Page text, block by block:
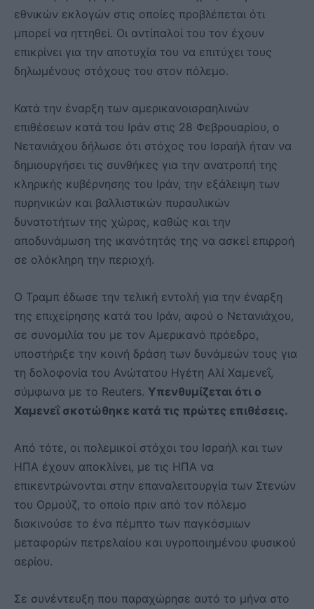
εθνικών εκλογών στις οποίες προβλέπεται ότι
μπορεί να ηττηθεί. Οι αντίπαλοί του τον έχουν
επικρίνει για την αποτυχία του να επιτύχει τους
δηλωμένους στόχους του στον πόλεμο.
Κατά την έναρξη των αμερικανοισραηλινών
επιθέσεων κατά του Ιράν στις 28 Φεβρουαρίου, ο
Νετανιάχου δήλωσε ότι στόχος του Ισραήλ ήταν να
δημιουργήσει τις συνθήκες για την ανατροπή της
κληρικής κυβέρνησης του Ιράν, την εξάλειψη των
πυρηνικών και βαλλιστικών πυραυλικών
δυνατοτήτων της χώρας, καθώς και την
αποδυνάμωση της ικανότητάς της να ασκεί επιρροή
σε ολόκληρη την περιοχή.
Ο Τραμπ έδωσε την τελική εντολή για την έναρξη
της επιχείρησης κατά του Ιράν, αφού ο Νετανιάχου,
σε συνομιλία του με τον Αμερικανό πρόεδρο,
υποστήριξε την κοινή δράση των δυνάμεών τους για
τη δολοφονία του Ανώτατου Ηγέτη Αλί Χαμενεΐ,
σύμφωνα με το Reuters. Υπενθυμίζεται ότι ο
Χαμενεΐ σκοτώθηκε κατά τις πρώτες επιθέσεις.
Από τότε, οι πολεμικοί στόχοι του Ισραήλ και των
ΗΠΑ έχουν αποκλίνει, με τις ΗΠΑ να
επικεντρώνονται στην επαναλειτουργία των Στενών
του Ορμούζ, το οποίο πριν από τον πόλεμο
διακινούσε το ένα πέμπτο των παγκόσμιων
μεταφορών πετρελαίου και υγροποιημένου φυσικού
αερίου.
Σε συνέντευξη που παραχώρησε αυτό το μήνα στο